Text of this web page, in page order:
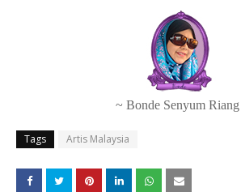
~ Bonde Senyum
Tags Artis Malaysia